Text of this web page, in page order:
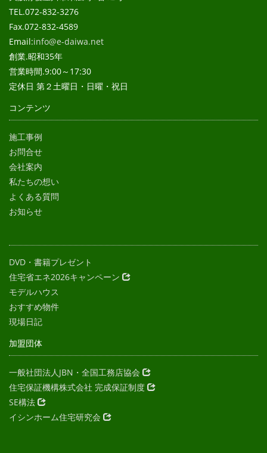
TEL.072-832-3276
Fax.072-832-4589
Email:info@e-daiwa.net
創業.昭和35年
営業時間.9:00～17:30
定休日 第２土曜日・日曜・祝日
コンテンツ
施工事例
お問合せ
会社案内
私たちの想い
よくある質問
お知らせ
DVD・書籍プレゼント
住宅省エネ2026キャンペーン
モデルハウス
おすすめ物件
現場日記
加盟団体
一般社団法人JBN・全国工務店協会
住宅保証機構株式会社 完成保証制度
SE構法
イシンホーム住宅研究会